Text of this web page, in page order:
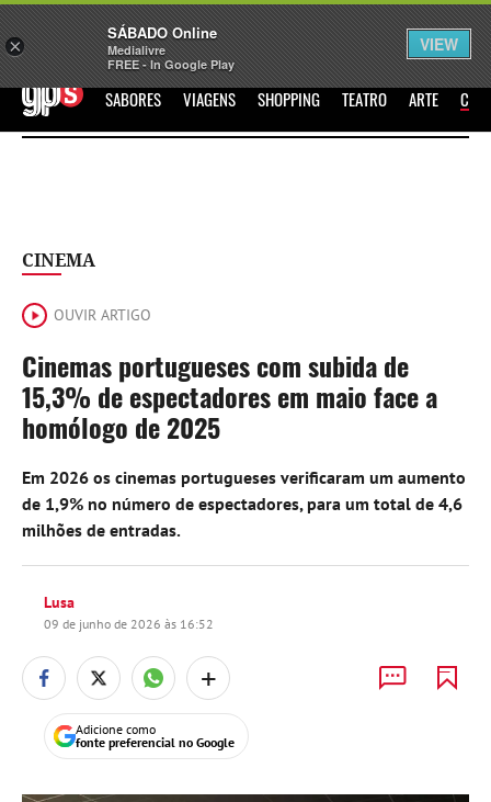
Sábado Assine Iniciar Sessão
GPS SABORES VIAGENS SHOPPING TEATRO ARTE
CINEMA
OUVIR ARTIGO
Cinemas portugueses com subida de
15,3% de espectadores em maio face a
homólogo de 2025
Em 2026 os cinemas portugueses verificaram um aumento
de 1,9% no número de espectadores, para um total de 4,6
milhões de entradas.
Lusa
09 de junho de 2026 às 16:52
+
Adicione como
fonte preferencial no Google
×
SÁBADO Online
Medialivre
FREE - In Google Play
VIEW